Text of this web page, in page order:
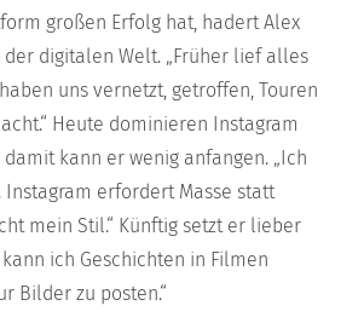
großen Erfolg hat, hadert Alex
digitalen Welt. „Früher lief alles
uns vernetzt, getroffen, Touren
Heute dominieren Instagram
damit kann er wenig anfangen. „Ich
Instagram erfordert Masse statt
mein Stil.“ Künftig setzt er lieber
kann ich Geschichten in Filmen
Bilder zu posten.“